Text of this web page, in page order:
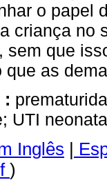
o papel
criança no
sem que
que as
:
UTI
Inglês |
)